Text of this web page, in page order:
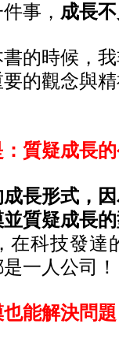
事， 成長
的時候，
的觀念與精
質疑成長的
長形式，
質疑成長
，在科技發
一人公司！
能解決問